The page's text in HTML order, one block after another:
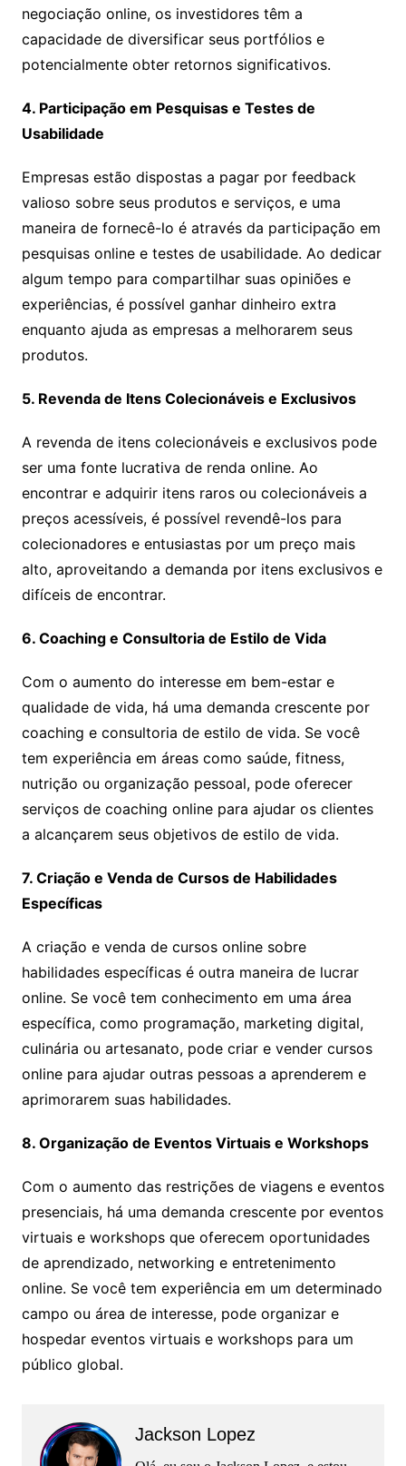
negociação online, os investidores têm a
capacidade de diversificar seus portfólios e
potencialmente obter retornos significativos.
4. Participação em Pesquisas e Testes de
Usabilidade
Empresas estão dispostas a pagar por feedback
valioso sobre seus produtos e serviços, e uma
maneira de fornecê-lo é através da participação em
pesquisas online e testes de usabilidade. Ao dedicar
algum tempo para compartilhar suas opiniões e
experiências, é possível ganhar dinheiro extra
enquanto ajuda as empresas a melhorarem seus
produtos.
5. Revenda de Itens Colecionáveis e Exclusivos
A revenda de itens colecionáveis e exclusivos pode
ser uma fonte lucrativa de renda online. Ao
encontrar e adquirir itens raros ou colecionáveis a
preços acessíveis, é possível revendê-los para
colecionadores e entusiastas por um preço mais
alto, aproveitando a demanda por itens exclusivos e
difíceis de encontrar.
6. Coaching e Consultoria de Estilo de Vida
Com o aumento do interesse em bem-estar e
qualidade de vida, há uma demanda crescente por
coaching e consultoria de estilo de vida. Se você
tem experiência em áreas como saúde, fitness,
nutrição ou organização pessoal, pode oferecer
serviços de coaching online para ajudar os clientes
a alcançarem seus objetivos de estilo de vida.
7. Criação e Venda de Cursos de Habilidades
Específicas
A criação e venda de cursos online sobre
habilidades específicas é outra maneira de lucrar
online. Se você tem conhecimento em uma área
específica, como programação, marketing digital,
culinária ou artesanato, pode criar e vender cursos
online para ajudar outras pessoas a aprenderem e
aprimorarem suas habilidades.
8. Organização de Eventos Virtuais e Workshops
Com o aumento das restrições de viagens e eventos
presenciais, há uma demanda crescente por eventos
virtuais e workshops que oferecem oportunidades
de aprendizado, networking e entretenimento
online. Se você tem experiência em um determinado
campo ou área de interesse, pode organizar e
hospedar eventos virtuais e workshops para um
público global.
Jackson Lopez